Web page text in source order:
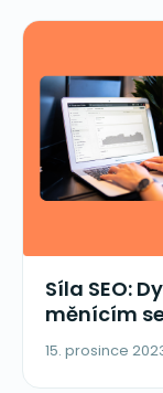
Síla SEO:
měnícím
15. prosince